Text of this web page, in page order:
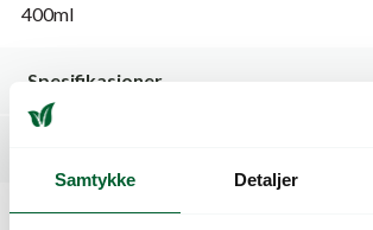
Samtykke Detaljer
400ml
Spesifikasjoner